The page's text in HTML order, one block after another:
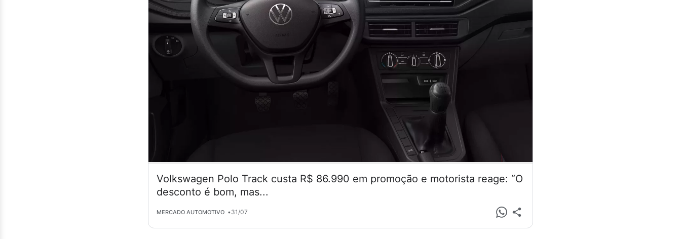
Volkswagen Polo Track custa R$ 86.990 em promoção e motorista reage: “O
desconto é bom, mas...
MERCADO AUTOMOTIVO •31/07